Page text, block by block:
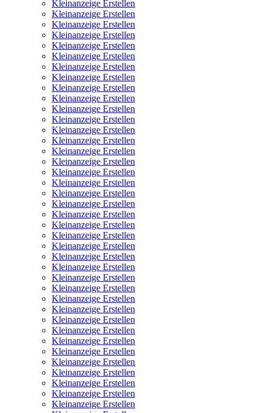
Kleinanzeige Erstellen
Kleinanzeige Erstellen
Kleinanzeige Erstellen
Kleinanzeige Erstellen
Kleinanzeige Erstellen
Kleinanzeige Erstellen
Kleinanzeige Erstellen
Kleinanzeige Erstellen
Kleinanzeige Erstellen
Kleinanzeige Erstellen
Kleinanzeige Erstellen
Kleinanzeige Erstellen
Kleinanzeige Erstellen
Kleinanzeige Erstellen
Kleinanzeige Erstellen
Kleinanzeige Erstellen
Kleinanzeige Erstellen
Kleinanzeige Erstellen
Kleinanzeige Erstellen
Kleinanzeige Erstellen
Kleinanzeige Erstellen
Kleinanzeige Erstellen
Kleinanzeige Erstellen
Kleinanzeige Erstellen
Kleinanzeige Erstellen
Kleinanzeige Erstellen
Kleinanzeige Erstellen
Kleinanzeige Erstellen
Kleinanzeige Erstellen
Kleinanzeige Erstellen
Kleinanzeige Erstellen
Kleinanzeige Erstellen
Kleinanzeige Erstellen
Kleinanzeige Erstellen
Kleinanzeige Erstellen
Kleinanzeige Erstellen
Kleinanzeige Erstellen
Kleinanzeige Erstellen
Kleinanzeige Erstellen